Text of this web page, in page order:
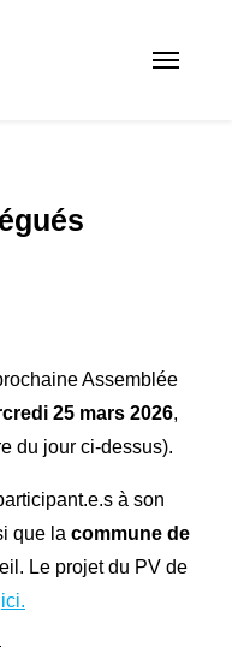
Assemblée
25 mars 2026,
du jour ci-dessus).
à son
que la commune de
Le projet du PV de
ici.